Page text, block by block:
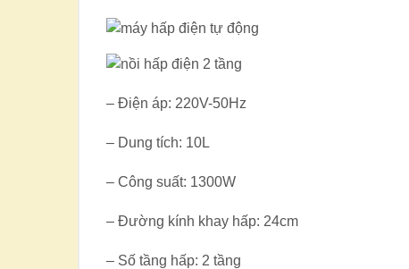
– Điện áp: 220V-50Hz
– Dung tích: 10L
– Công suất: 1300W
– Đường kính khay hấp: 24cm
– Số tầng hấp: 2 tầng